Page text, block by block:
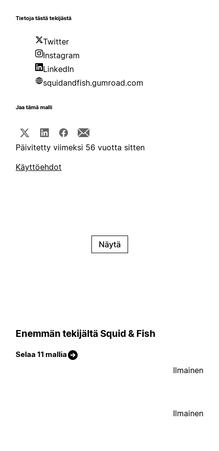
Tietoja tästä tekijästä
Twitter
Instagram
LinkedIn
squidandfish.gumroad.com
Jaa tämä malli
Päivitetty viimeksi 56 vuotta sitten
Käyttöehdot
Näytä
Enemmän tekijältä Squid & Fish
Selaa 11 mallia
Ilmainen
Ilmainen